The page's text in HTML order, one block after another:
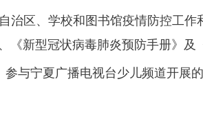
治区、学校和图书馆疫情防控工
新型冠状病毒肺炎预防手册》及
与宁夏广播电视台少儿频道开展